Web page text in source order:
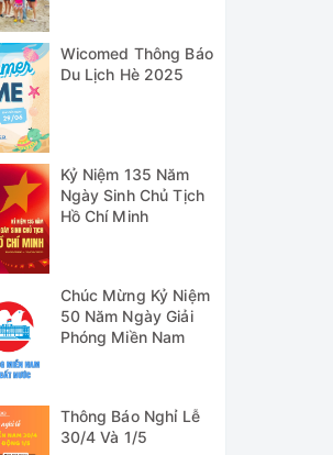
Wicomed Thông Báo
Du Lịch Hè 2025
Kỷ Niệm 135 Năm
Ngày Sinh Chủ Tịch
Hồ Chí Minh
Chúc Mừng Kỷ Niệm
50 Năm Ngày Giải
Phóng Miền Nam
Thông Báo Nghỉ Lễ
30/4 Và 1/5